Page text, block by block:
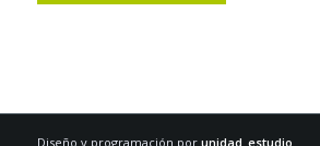
Diseño y programación por unidad_estudio